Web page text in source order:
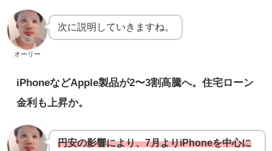
オーリー
次に説明していきますね。
iPhoneなどApple製品が2〜3割高騰へ。住宅ローン
金利も上昇か。
円安の影響により、7月よりiPhoneを中心に